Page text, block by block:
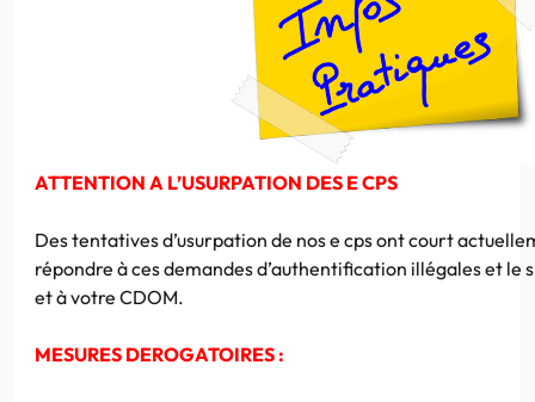
ATTENTION A L’USURPATION DES E CPS
Des tentatives d’usurpation de nos e cps ont court
répondre à ces demandes d’authentification illégales et le
et à votre CDOM.
MESURES DEROGATOIRES :